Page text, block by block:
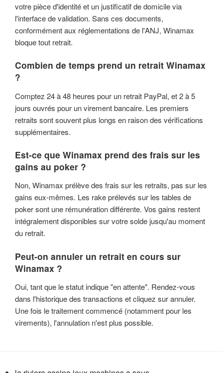
votre pièce d'identité et un justificatif de domicile via
l'interface de validation. Sans ces documents,
conformément aux réglementations de l'ANJ, Winamax
bloque tout retrait.
Combien de temps prend un retrait Winamax
?
Comptez 24 à 48 heures pour un retrait PayPal, et 2 à 5
jours ouvrés pour un virement bancaire. Les premiers
retraits sont souvent plus longs en raison des vérifications
supplémentaires.
Est-ce que Winamax prend des frais sur les
gains au poker ?
Non, Winamax prélève des frais sur les retraits, pas sur les
gains eux-mêmes. Les rake prélevés sur les tables de
poker sont une rémunération différente. Vos gains restent
intégralement disponibles sur votre solde jusqu'au moment
du retrait.
Peut-on annuler un retrait en cours sur
Winamax ?
Oui, tant que le statut indique "en attente". Rendez-vous
dans l'historique des transactions et cliquez sur annuler.
Une fois le traitement commencé (notamment pour les
virements), l'annulation n'est plus possible.